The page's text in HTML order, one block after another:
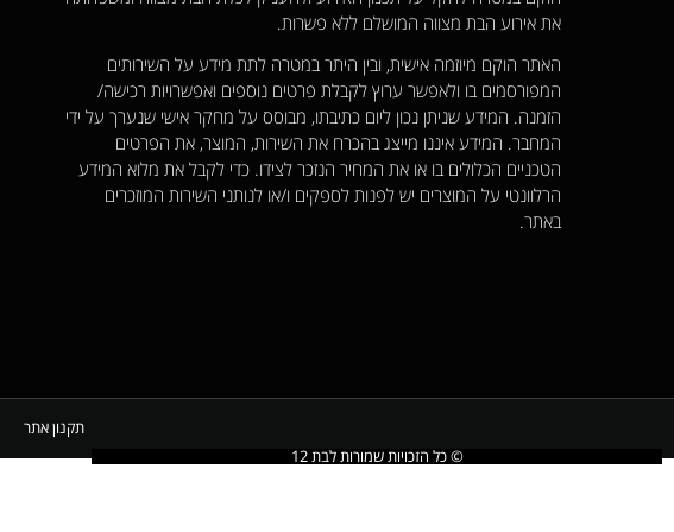
את אירוע הבת מצווה המושלם ללא פשרות.
האתר הוקם מיוזמה אישית, ובין היתר במטרה לתת מידע על השירותים
המפורסמים בו ולאפשר ערוץ לקבלת פרטים נוספים ואפשרויות רכישה/
הזמנה. המידע שניתן נכון ליום כתיבתו, מבוסס על מחקר אישי שנערך על ידי
המחבר. המידע איננו מייצג בהכרח את השירות, המוצר, את הפרטים
הטכניים הכלולים בו או את המחיר הנזכר לצידו. כדי לקבל את מלוא המידע
הרלוונטי על המוצרים יש לפנות לספקים ו/או לנותני השירות המוזכרים
באתר.
תקנון אתר
© כל הזכויות שמורות לבת 12​